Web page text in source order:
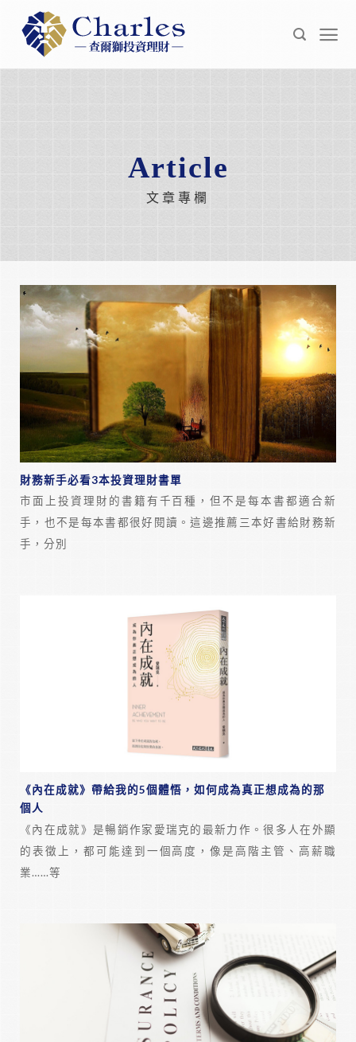
content
Article
文章專欄
財務新手必看3本投資理財書單
市面上投資理財的書籍有千百種，但不是每本書都適合新
手，也不是每本書都很好閱讀。這邊推薦三本好書給財務新
手，分別
《內在成就》帶給我的5個體悟，如何成為真正想成為的那
個人
《內在成就》是暢銷作家愛瑞克的最新力作。很多人在外顯
的表徵上，都可能達到一個高度，像是高階主管、高薪職
業……等